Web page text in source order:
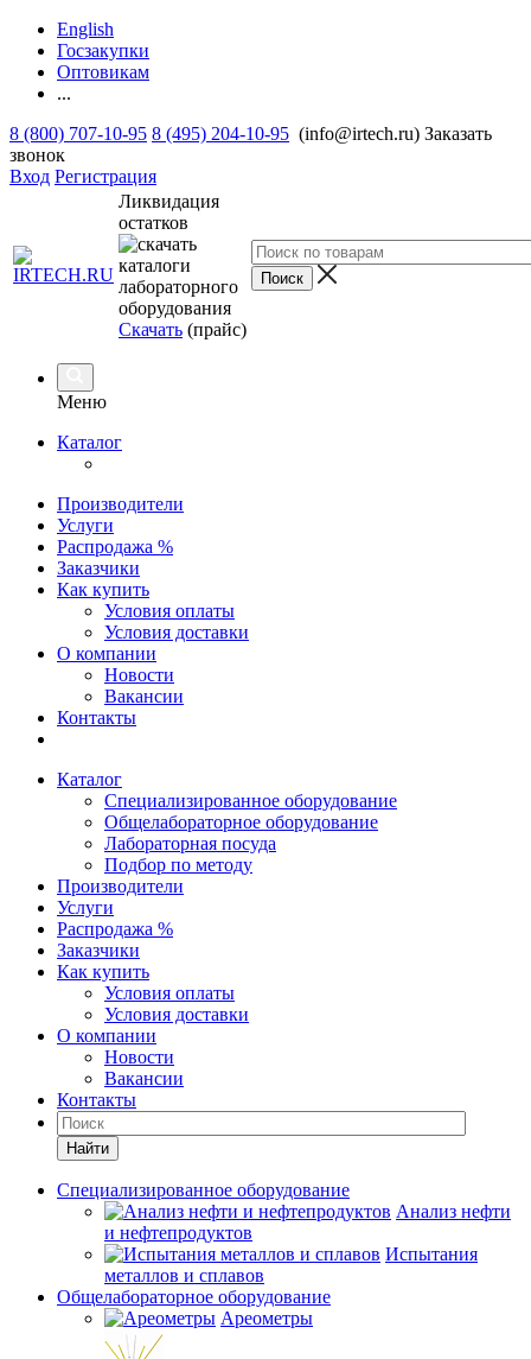
English
Госзакупки
Оптовикам
...
8 (800) 707-10-95 8 (495) 204-10-95 (info@irtech.ru) Заказать
звонок
Вход Регистрация
Ликвидация
остатков
Скачать (прайс)
Меню
Каталог
Производители
Услуги
Распродажа %
Заказчики
Как купить
Условия оплаты
Условия доставки
О компании
Новости
Вакансии
Контакты
Каталог
Специализированное оборудование
Общелабораторное оборудование
Лабораторная посуда
Подбор по методу
Производители
Услуги
Распродажа %
Заказчики
Как купить
Условия оплаты
Условия доставки
О компании
Новости
Вакансии
Контакты
Найти
Специализированное оборудование
Анализ нефти
и нефтепродуктов
Испытания
металлов и сплавов
Общелабораторное оборудование
Ареометры